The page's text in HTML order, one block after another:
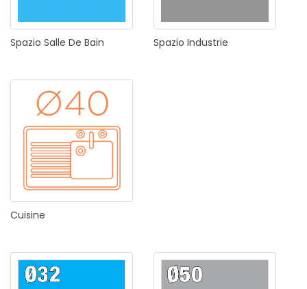
Spazio Salle De Bain Spazio Industrie
Cuisine